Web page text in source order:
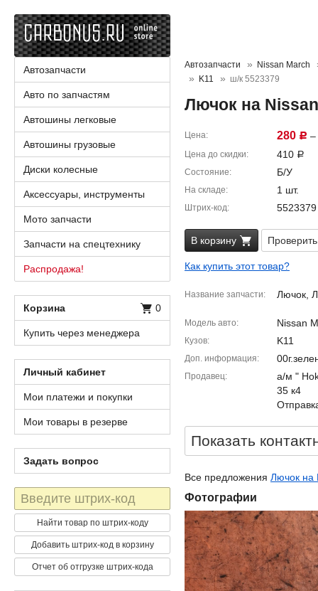
Автозапчасти
Nissan March
K11
ш/к 5523379
Лючок на
Цена 280 Р –
Цена до скидки 410 Р
Состояние Б/У
На складе 1 шт.
Штрих-код 5523379
В корзину
Как купить этот товар?
Название запчасти Лючок,
Модель авто Nissan
Кузов K11
Доп. информация
Продавец
а/м "
35 к4
Показать
Все предложения Лючок на
Фотографии
Автозапчасти
Авто по запчастям
Автошины легковые
Автошины грузовые
Диски колесные
Аксессуары, инструменты
Мото запчасти
Запчасти на спецтехнику
Распродажа!
Корзина 0
Купить через менеджера
Личный кабинет
Мои платежи и покупки
Мои товары в резерве
Задать вопрос
Штрих-
код
Найти товар по штрих-коду
Добавить штрих-код в корзину
Отчет об отгрузке штрих-кода